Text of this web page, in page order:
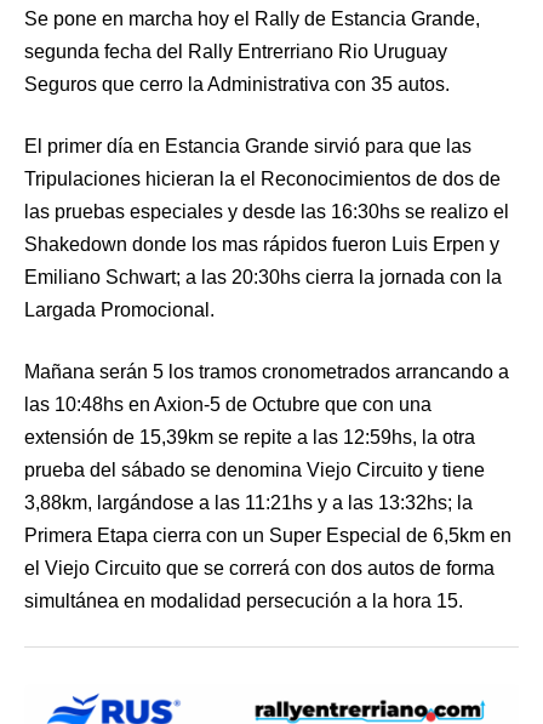
Se pone en marcha hoy el Rally de Estancia Grande,
segunda fecha del Rally Entrerriano Rio Uruguay
Seguros que cerro la Administrativa con 35 autos.
El primer día en Estancia Grande sirvió para que las
Tripulaciones hicieran la el Reconocimientos de dos de
las pruebas especiales y desde las 16:30hs se realizo el
Shakedown donde los mas rápidos fueron Luis Erpen y
Emiliano Schwart; a las 20:30hs cierra la jornada con la
Largada Promocional.
Mañana serán 5 los tramos cronometrados arrancando a
las 10:48hs en Axion-5 de Octubre que con una
extensión de 15,39km se repite a las 12:59hs, la otra
prueba del sábado se denomina Viejo Circuito y tiene
3,88km, largándose a las 11:21hs y a las 13:32hs; la
Primera Etapa cierra con un Super Especial de 6,5km en
el Viejo Circuito que se correrá con dos autos de forma
simultánea en modalidad persecución a la hora 15.